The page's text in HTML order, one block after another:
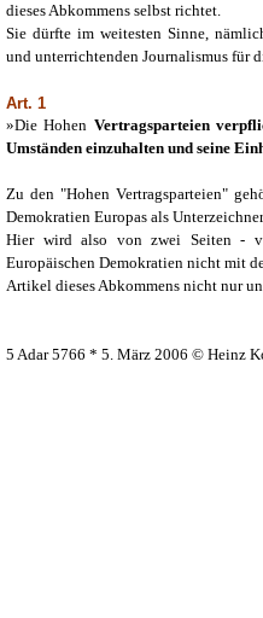
dieses Abkommens selbst richtet.
Sie dürfte im weitesten Sinne,
und unterrichtenden Journalismus für
Art. 1
»Die Hohen Vertragsparteien
Umständen einzuhalten und seine
Zu den "Hohen Vertragsparteien"
Demokratien Europas als
Hier wird also von zwei Seiten -
Europäischen Demokratien nicht mit
Artikel dieses Abkommens nicht nur
5 Adar 5766 * 5. März 2006 © Heinz